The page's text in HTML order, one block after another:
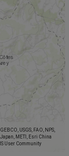
USGS, FAO, NPS,
METI, Esri China
User Community